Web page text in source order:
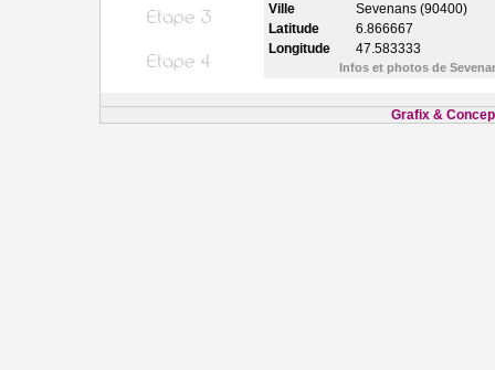
Ville
Sevenans (90400)
Latitude
6.866667
Longitude
47.583333
Infos et photos de
Grafix &